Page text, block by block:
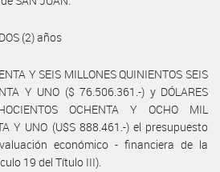
(2) años
Y SEIS MILLONES QUINIENTOS SEIS
Y UNO ($ 76.506.361.-) y DÓLARES
OCHENTA Y OCHO MIL
Y UNO (U$S 888.461.-) el presupuesto
económico - financiera de la
19 del Título III).